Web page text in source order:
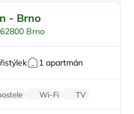
- Brno
Brno
1 apartmán
Wi-Fi
TV